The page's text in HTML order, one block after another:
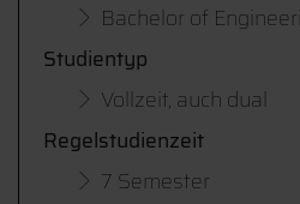
Bachelor of
Studientyp
Vollzeit, auch dual
Regelstudienzeit
7 Semester